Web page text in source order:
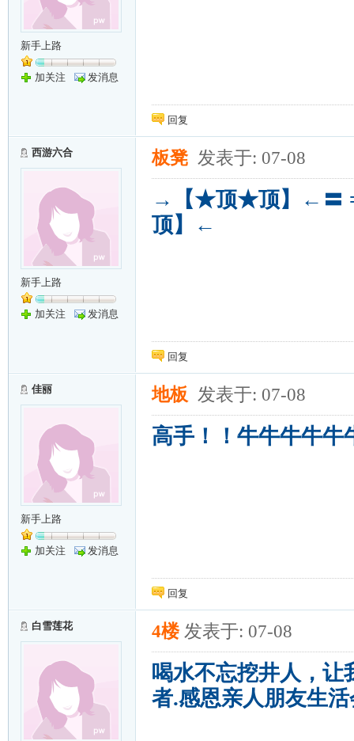
新手上路
加关注 发消息
回复
西游六合
新手上路
加关注 发消息
板凳 发表于: 07-08
→【★顶★顶】←〓
顶】←
回复
佳丽
新手上路
加关注 发消息
地板 发表于: 07-08
高手！！牛牛牛牛牛
回复
白雪莲花 4楼 发表于: 07-08
喝水不忘挖井人，让
者.感恩亲人朋友生